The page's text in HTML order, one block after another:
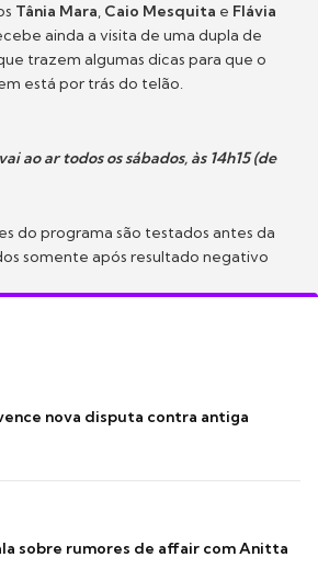
Tânia Mara, Caio Mesquita e Flávia
ainda a visita de uma dupla de
trazem algumas dicas para que o
está por trás do telão.
ao ar todos os sábados, às 14h15 (de
do programa são testados antes da
somente após resultado negativo
nova disputa contra antiga
sobre rumores de affair com Anitta